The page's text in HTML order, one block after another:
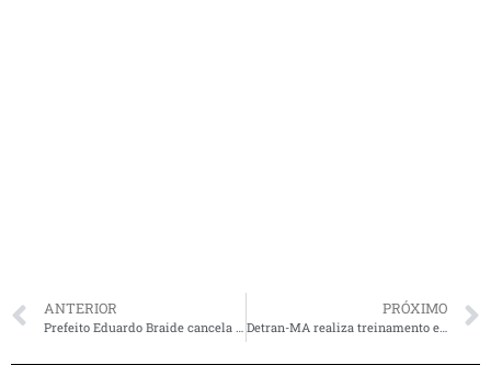
ANTERIOR PRÓXIMO
Detran-MA realiza treinamento e dá boas-vindas aos novos servidores